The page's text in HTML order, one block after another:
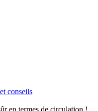
conseils
en termes de circulation !